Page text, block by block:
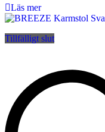
Läs mer
Tillfälligt slut